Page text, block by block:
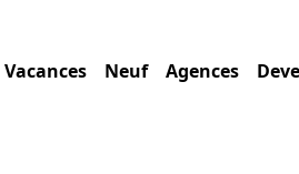
Vacances Neuf Agences